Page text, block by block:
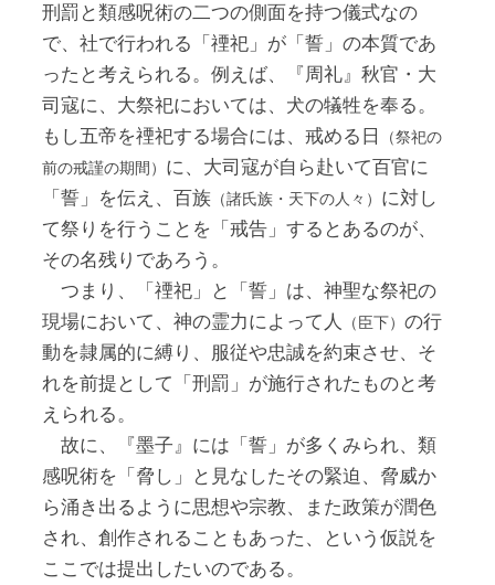
刑罰と類感呪術の二つの側面を持つ儀式なの
で、社で行われる「禋祀」が「誓」の本質であ
ったと考えられる。例えば、『周礼』秋官・大
司寇に、大祭祀においては、犬の犠牲を奉る。
もし五帝を禋祀する場合には、戒める日
（祭祀の
前の戒謹の期間） に、大司寇が自ら赴いて百官に
「誓」を伝え、百族 （諸氏族・天下の人々） に対し
て祭りを行うことを「戒告」するとあるのが、
その名残りであろう。
つまり、「禋祀」と「誓」は、神聖な祭祀の
現場において、神の霊力によって人
（臣下） の行
動を隷属的に縛り、服従や忠誠を約束させ、そ
れを前提として「刑罰」が施行されたものと考
えられる。
故に、『墨子』には「誓」が多くみられ、類
感呪術を「脅し」と見なしたその緊迫、脅威か
ら涌き出るように思想や宗教、また政策が潤色
され、創作されることもあった、という仮説を
ここでは提出したいのである。